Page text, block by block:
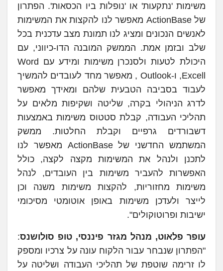
משימות 'נתקעות' או 'נופלות ביו הכסאות'. הפתרון
של ActionBase מאפשר לנו להקצות את המשימות
לאנשים הנכונים ומציג לנו תמונת מצב עדכנית בכל
שלב ובזמן אמת. הממשק המובנה הדו-כיווני, עם
היכולת לטעות ולסנכרן משימות ומידע עם Word
,Excell ו-Outlook , מאפשר מחד לעובדים להמשיך
לעבוד בסביבה הטבעית שלהם ומאידך מאפשר
לדרג הניהולי בקרה, שליטה ושקיפות מלאים על
תהליכי העבודה, קבלת סטטוס משימות באמצעות
דשבורדים גרפיים וקבלת החלטות. ממשק
המשתמש החדשני של ActionBase מאפשר לנו
לתכנן ולנהל את המשימות מקצה לקצה, כולל
האפשרות להעביר משימות בין העובדים, לנהל
משימות מחזוריות, להקצות משימות משנה וכן
לייצר ולעדכן משימות באופן אוטומטי מסיכומי
ישיבות ופרוטוקולים".
עופר פלאוט, מנהל מגזר פיננסי, טופ סולושנס:
"הפתרון שנבחר עבור הלקוח עונה על צרכיו ומספק
לו זרימה שוטפת של תהליכי העבודה ושליטה על